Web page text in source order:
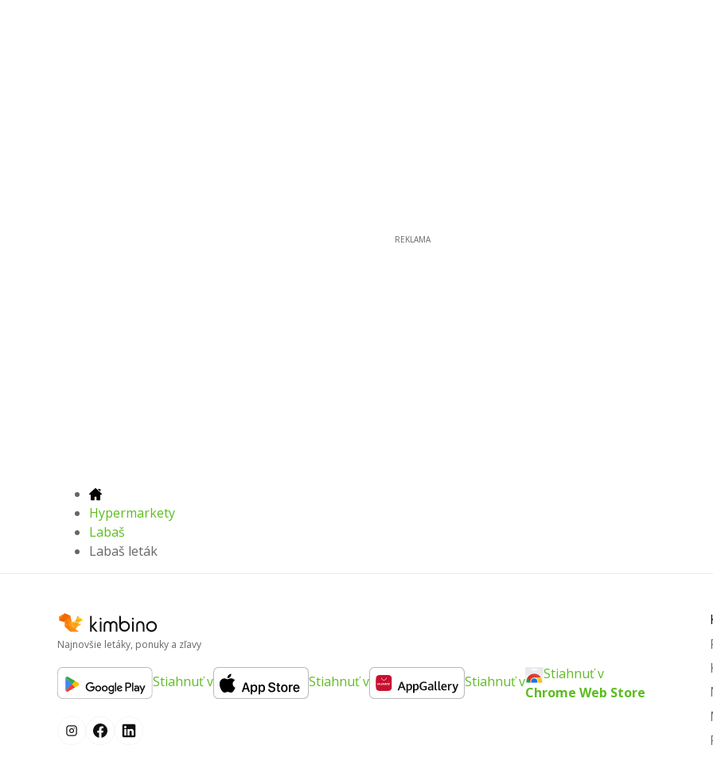
REKLAMA
Hypermarkety
Labaš
Labaš leták
Najnovšie letáky, ponuky a zľavy
Stiahnuť v Stiahnuť v Stiahnuť v
Stiahnuť v
Chrome Web Store